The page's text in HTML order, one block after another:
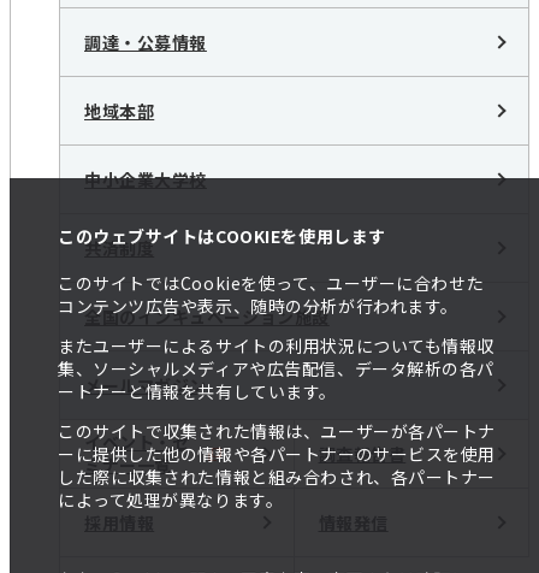
このウェブサイトはCOOKIEを使用します
このサイトではCookieを使って、ユーザーに合わせた
コンテンツ広告や表示、随時の分析が行われます。
またユーザーによるサイトの利用状況についても情報収
集、ソーシャルメディアや広告配信、データ解析の各パ
ートナーと情報を共有しています。
このサイトで収集された情報は、ユーザーが各パートナ
ーに提供した他の情報や各パートナーのサービスを使用
した際に収集された情報と組み合わされ、各パートナー
によって処理が異なります。
調達・公募情報
地域本部
中小企業大学校
共済制度
全国のインキュベーション施設
メールマガジン
イベント・セ
ミナー一覧
調査報告書